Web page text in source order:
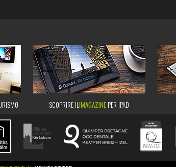
SCOPRIRE ILIMAGAZINE PER IPAD